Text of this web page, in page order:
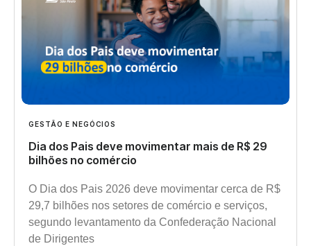
GESTÃO E NEGÓCIOS
Dia dos Pais deve movimentar mais de R$ 29
bilhões no comércio
O Dia dos Pais 2026 deve movimentar cerca de R$
29,7 bilhões nos setores de comércio e serviços,
segundo levantamento da Confederação Nacional
de Dirigentes